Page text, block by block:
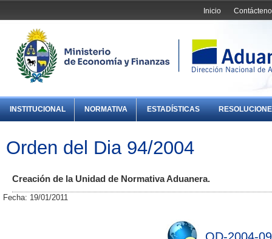
Inicio
INSTITUCIONAL NORMATIVA ESTADÍSTICAS
Orden del Dia 94/2004
Creación de la Unidad de Normativa Aduanera.
Fecha: 19/01/2011